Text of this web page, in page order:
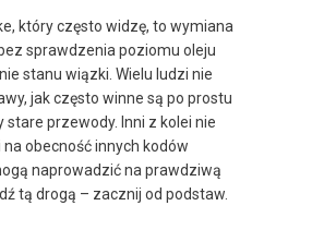
który często widzę, to wymiana
sprawdzenia poziomu oleju
stanu wiązki. Wielu ludzi nie
jak często winne są po prostu
stare przewody. Inni z kolei nie
obecność innych kodów
naprowadzić na prawdziwą
tą drogą – zacznij od podstaw.